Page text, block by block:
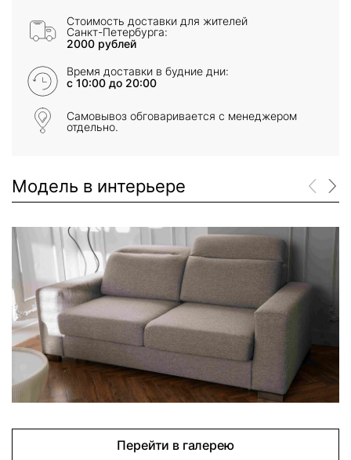
Стоимость доставки для жителей
Санкт-Петербурга:
2000 рублей
Время доставки в будние дни:
с 10:00 до 20:00
Самовывоз обговаривается с менеджером
отдельно.
Модель в интерьере
Перейти в галерею